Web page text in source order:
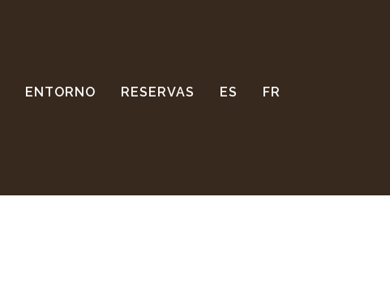
ENTORNO RESERVAS ES FR